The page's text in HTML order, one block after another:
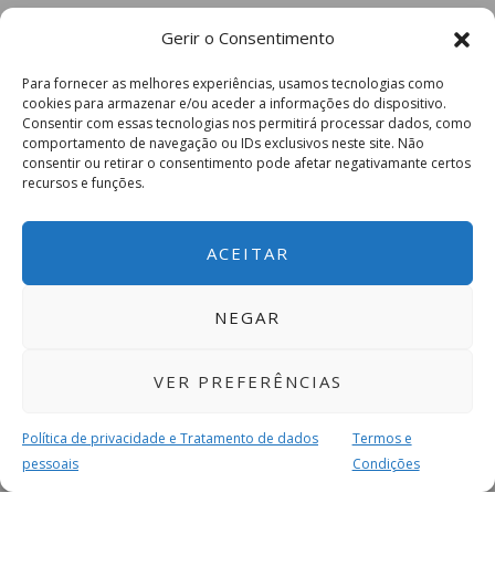
Gerir o Consentimento
Para fornecer as melhores experiências, usamos tecnologias como
cookies para armazenar e/ou aceder a informações do dispositivo.
Consentir com essas tecnologias nos permitirá processar dados, como
comportamento de navegação ou IDs exclusivos neste site. Não
consentir ou retirar o consentimento pode afetar negativamante certos
recursos e funções.
ACEITAR
NEGAR
VER PREFERÊNCIAS
Política de privacidade e Tratamento de dados
pessoais
Termos e
Condições